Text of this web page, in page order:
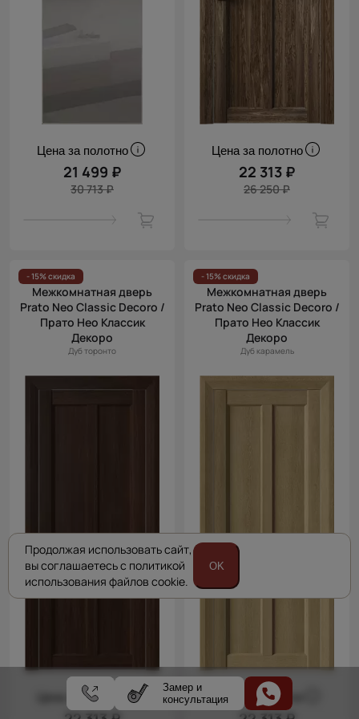
Цена за полотно
21 499 ₽
30 713 ₽
Цена за полотно
22 313 ₽
26 250 ₽
- 15% скидка
Межкомнатная дверь
Prato Neo Classic Decoro /
Прато Нео Классик
Декоро
Дуб торонто
Цена за полотно
- 15% скидка
Межкомнатная дверь
Prato Neo Classic Decoro /
Прато Нео Классик
Декоро
Дуб карамель
Цена за полотно
Замер и
консультация
Продолжая использовать сайт,
вы соглашаетесь с политикой
использования файлов cookie.
OK